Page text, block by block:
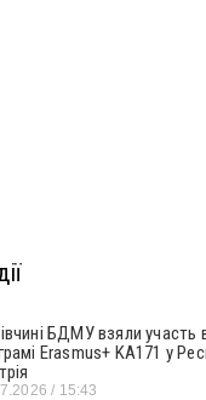
БДМУ взяли участь
Erasmus+ KA171 у
15:43